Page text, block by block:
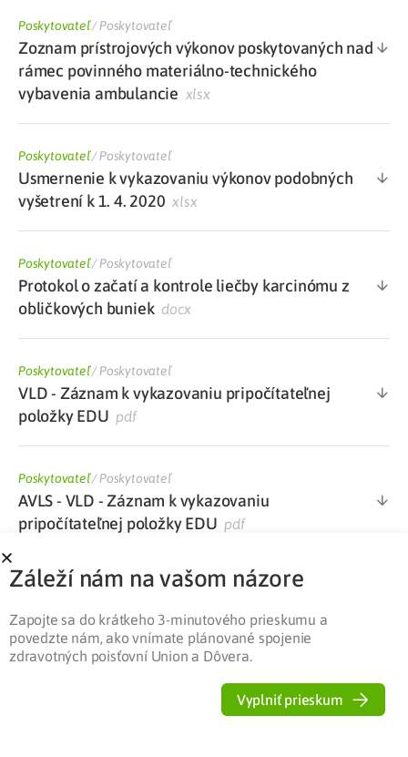
Poskytovateľ/Poskytovateľ
Zoznam prístrojových výkonov poskytovaných nad
rámec povinného materiálno-technického
vybavenia ambulancie xlsx
Poskytovateľ/Poskytovateľ
Usmernenie k vykazovaniu výkonov podobných
vyšetrení k 1. 4. 2020 xlsx
Poskytovateľ/Poskytovateľ
Protokol o začatí a kontrole liečby karcinómu z
obličkových buniekdocx
Poskytovateľ/Poskytovateľ
VLD - Záznam k vykazovaniu pripočítateľnej
položky EDU pdf
Poskytovateľ/Poskytovateľ
AVLS - VLD - Záznam k vykazovaniu
pripočítateľnej položky EDU pdf
Poskytovateľ/Poskytovateľ
pacienta v diabetologickej ambulanciidocx
Zoznam kategorizovaného ŠZM s maximálne
Záleží nám na vašom názore
Zapojte sa do krátkeho 3-minutového prieskumu a
povedzte nám, ako vnímate plánované spojenie
zdravotných poisťovní Union a Dôvera.
Vyplniť prieskum